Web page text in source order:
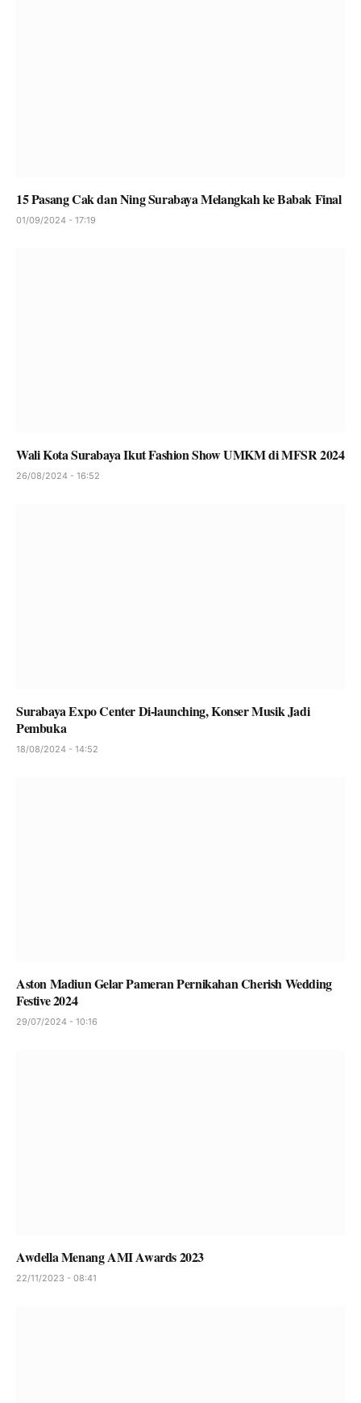
15 Pasang Cak dan Ning Surabaya Melangkah ke Babak Final
01/09/2024 - 17:19
Wali Kota Surabaya Ikut Fashion Show UMKM di MFSR 2024
26/08/2024 - 16:52
Surabaya Expo Center Di-launching, Konser Musik Jadi
Pembuka
18/08/2024 - 14:52
Aston Madiun Gelar Pameran Pernikahan Cherish Wedding
Festive 2024
29/07/2024 - 10:16
Awdella Menang AMI Awards 2023
22/11/2023 - 08:41